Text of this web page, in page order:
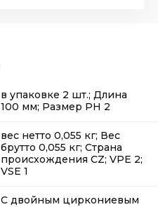
в упаковке 2 шт.; Длина
100 мм; Размер PH 2
вес нетто 0,055 кг; Вес
брутто 0,055 кг; Страна
происхождения CZ; VPE 2;
VSE 1
С двойным циркониевым